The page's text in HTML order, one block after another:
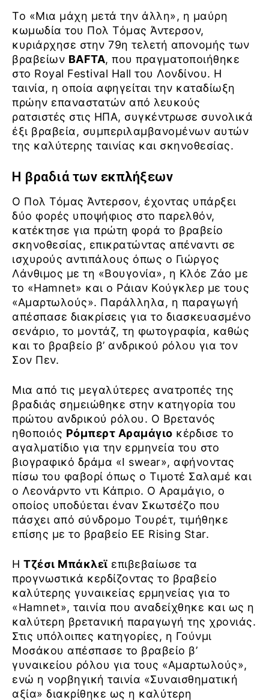
Το «Μια μάχη μετά την άλλη», η μαύρη
κωμωδία του Πολ Τόμας Άντερσον,
κυριάρχησε στην 79η τελετή απονομής των
βραβείων BAFTA, που πραγματοποιήθηκε
στο Royal Festival Hall του Λονδίνου. Η
ταινία, η οποία αφηγείται την καταδίωξη
πρώην επαναστατών από λευκούς
ρατσιστές στις ΗΠΑ, συγκέντρωσε συνολικά
έξι βραβεία, συμπεριλαμβανομένων αυτών
της καλύτερης ταινίας και σκηνοθεσίας.
Η βραδιά των εκπλήξεων
Ο Πολ Τόμας Άντερσον, έχοντας υπάρξει
δύο φορές υποψήφιος στο παρελθόν,
κατέκτησε για πρώτη φορά το βραβείο
σκηνοθεσίας, επικρατώντας απέναντι σε
ισχυρούς αντιπάλους όπως ο Γιώργος
Λάνθιμος με τη «Βουγονία», η Κλόε Ζάο με
το «Hamnet» και ο Ράιαν Κούγκλερ με τους
«Αμαρτωλούς». Παράλληλα, η παραγωγή
απέσπασε διακρίσεις για το διασκευασμένο
σενάριο, το μοντάζ, τη φωτογραφία, καθώς
και το βραβείο β’ ανδρικού ρόλου για τον
Σον Πεν.
Μια από τις μεγαλύτερες ανατροπές της
βραδιάς σημειώθηκε στην κατηγορία του
πρώτου ανδρικού ρόλου. Ο Βρετανός
ηθοποιός Ρόμπερτ Αραμάγιο κέρδισε το
αγαλματίδιο για την ερμηνεία του στο
βιογραφικό δράμα «I swear», αφήνοντας
πίσω του φαβορί όπως ο Τιμοτέ Σαλαμέ και
ο Λεονάρντο ντι Κάπριο. Ο Αραμάγιο, ο
οποίος υποδύεται έναν Σκωτσέζο που
πάσχει από σύνδρομο Τουρέτ, τιμήθηκε
επίσης με το βραβείο EE Rising Star.
Η Τζέσι Μπάκλεϊ επιβεβαίωσε τα
προγνωστικά κερδίζοντας το βραβείο
καλύτερης γυναικείας ερμηνείας για το
«Hamnet», ταινία που αναδείχθηκε και ως η
καλύτερη βρετανική παραγωγή της χρονιάς.
Στις υπόλοιπες κατηγορίες, η Γούνμι
Μοσάκου απέσπασε το βραβείο β’
γυναικείου ρόλου για τους «Αμαρτωλούς»,
ενώ η νορβηγική ταινία «Συναισθηματική
αξία» διακρίθηκε ως η καλύτερη